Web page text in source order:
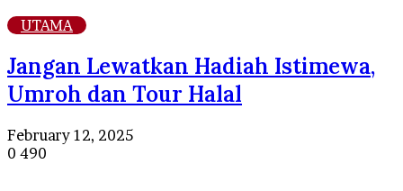
UTAMA
Jangan Lewatkan Hadiah Istimewa,
Umroh dan Tour Halal
February 12, 2025
0 490